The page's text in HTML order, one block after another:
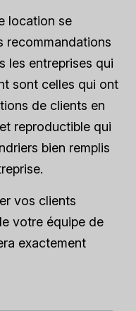
location se
recommandations
les entreprises qui
sont celles qui ont
de clients en
reproductible qui
bien remplis
vos clients
votre équipe de
exactement